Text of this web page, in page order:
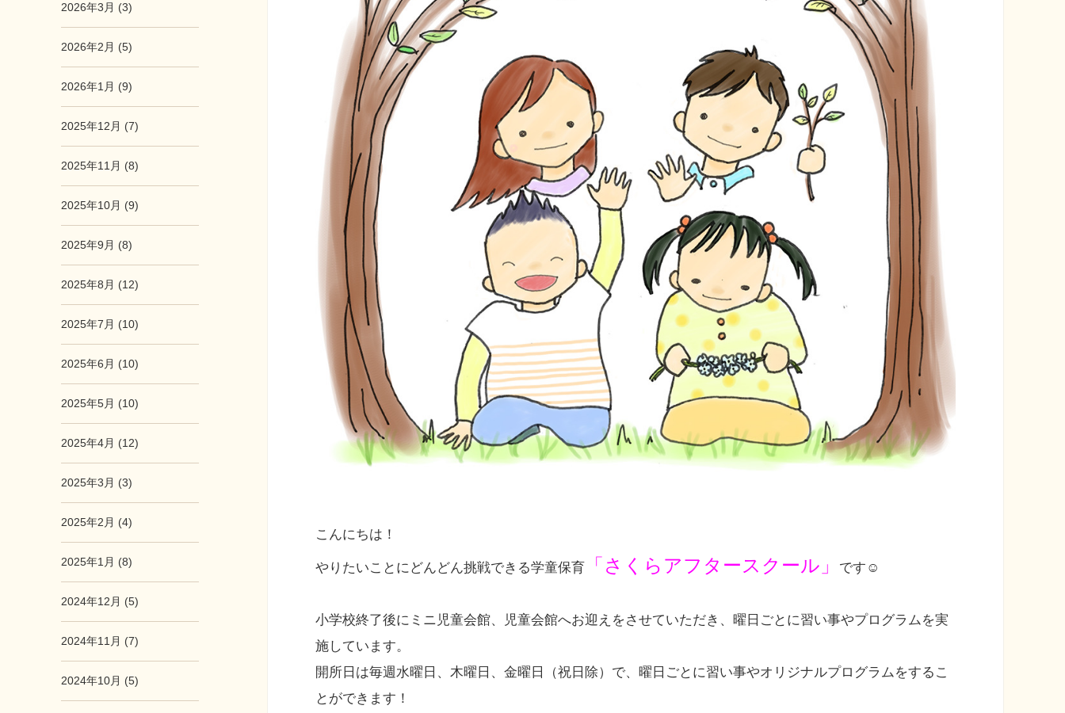
2026年3月 (3)
2026年2月 (5)
2026年1月 (9)
2025年12月 (7)
2025年11月 (8)
2025年10月 (9)
2025年9月 (8)
2025年8月 (12)
2025年7月 (10)
2025年6月 (10)
2025年5月 (10)
2025年4月 (12)
2025年3月 (3)
2025年2月 (4)
2025年1月 (8)
2024年12月 (5)
2024年11月 (7)
2024年10月 (5)
こんにちは！
やりたいことにどんどん挑戦できる学童保育 「さくらアフタースクール」 です☺
小学校終了後にミニ児童会館、児童会館へお迎えをさせていただき、曜日ごとに習い事やプログラムを実
施しています。
開所日は毎週水曜日、木曜日、金曜日（祝日除）で、曜日ごとに習い事やオリジナルプログラムをするこ
とができます！